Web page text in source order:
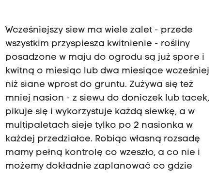
Wcześniejszy siew ma wiele zalet - przede
wszystkim przyspiesza kwitnienie - rośliny
posadzone w maju do ogrodu są już spore i
kwitną o miesiąc lub dwa miesiące wcześniej
niż siane wprost do gruntu. Zużywa się też
mniej nasion - z siewu do doniczek lub tacek,
pikuje się i wykorzystuje każdą siewkę, a w
multipaletach sieje tylko po 2 nasionka w
każdej przedziałce. Robiąc własną rozsadę
mamy pełną kontrolę co wzeszło, a co nie i
możemy dokładnie zaplanować co gdzie